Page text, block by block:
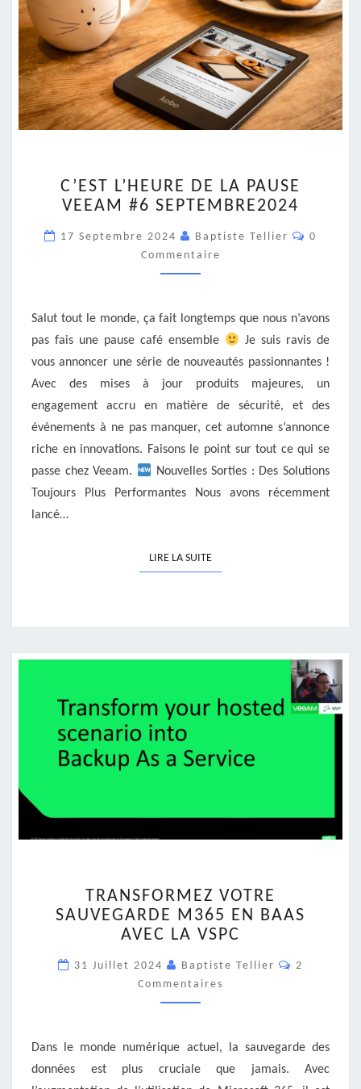
L’HEURE
DE
PAUSE
VEEAM
#6
C’EST L’HEURE DE LA PAUSE
VEEAM #6 SEPTEMBRE2024
17 Septembre 2024 Baptiste Tellier
0
Commentaire
Salut tout le monde, ça fait longtemps que nous n’avons
pas fais une pause café ensemble
Je suis ravis de
vous annoncer une série de nouveautés passionnantes !
Avec des mises à jour produits majeures, un
engagement accru en matière de sécurité, et des
événements à ne pas manquer, cet automne s’annonce
riche en innovations. Faisons le point sur tout ce qui se
passe chez Veeam.
Nouvelles Sorties : Des Solutions
Toujours Plus Performantes Nous avons récemment
lancé…
LIRE LA SUITELIRE LA SUITE
VOTRE
SAUVEGARDE
M365
BAAS
AVEC
LA
TRANSFORMEZ VOTRE
SAUVEGARDE M365 EN BAAS
AVEC LA VSPC
31 Juillet 2024 Baptiste Tellier
2
Commentaires
Dans le monde numérique actuel, la sauvegarde des
données est plus cruciale que jamais. Avec